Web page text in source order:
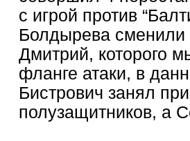
с игрой против
Болдырева сменили
Дмитрий, которого
фланге атаки, в
Бистрович занял
полузащитников, а